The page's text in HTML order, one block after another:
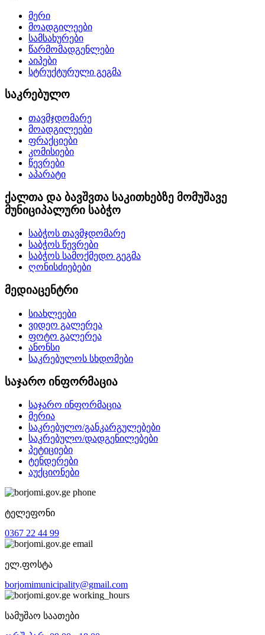
მერი
მოადგილეები
სამსახურები
წარმომადგენლები
აიპები
სტრუქტურული გეგმა
საკრებულო
თავმჯდომარე
მოადგილეები
ფრაქციები
კომისიები
წევრები
აპარატი
ქალთა და ბავშვთა საკითხებზე მომუშავე
მუნიციპალური საბჭო
საბჭოს თავმჯდომარე
საბჭოს წევრები
საბჭოს სამოქმედო გეგმა
ღონისძიებები
მედიაცენტრი
სიახლეები
ვიდეო გალერეა
ფოტო გალერეა
ანონსი
საკრებულოს სხდომები
საჯარო ინფორმაცია
საჯარო ინფორმაცია
მერია
საკრებულო/განკარგულებები
საკრებულო/დადგენილებები
პეტიციები
ტენდერები
აუქციონები
ტელეფონი
0367 22 44 99
ელ.ფოსტა
borjomimunicipality@gmail.com
სამუშაო საათები